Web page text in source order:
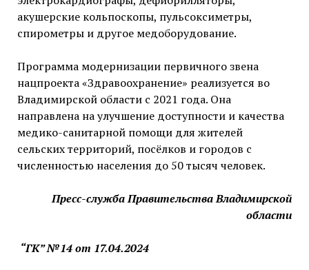
акушерские кольпоскопы, пульсоксиметры,
спирометры и другое медоборудование.
Программа модернизации первичного звена
нацпроекта «Здравоохранение» реализуется во
Владимирской области с 2021 года. Она
направлена на улучшение доступности и качества
медико-санитарной помощи для жителей
сельских территорий, посёлков и городов с
численностью населения до 50 тысяч человек.
Пресс-служба Правительства Владимирской
области
“ГК” №14 от 17.04.2024